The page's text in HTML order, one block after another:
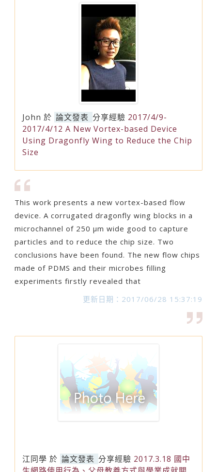
John 於 論文發表 分享經驗 2017/4/9-
2017/4/12 A New Vortex-based Device
Using Dragonfly Wing to Reduce the Chip
Size
This work presents a new vortex-based flow
device. A corrugated dragonfly wing blocks in a
microchannel of 250 μm wide good to capture
particles and to reduce the chip size. Two
conclusions have been found. The new flow chips
made of PDMS and their microbes filling
experiments firstly revealed that
更新日期：2017/06/28 15:37:19
江同學 於 論文發表 分享經驗 2017.3.18 國中